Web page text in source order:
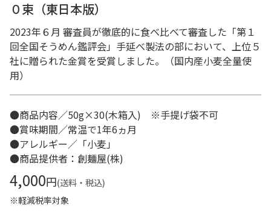
０束（東日本版）
2023年６月 審査員が徹底的に食べ比べて審査した「第１
回全国そうめん鑑評会」手延べ製法の部において、上位５
社に贈られた金賞を受賞しました。（国内産小麦全量使
用）
●商品内容／50g×30(木箱入) ※手提げ袋不可
●賞味期間／常温で1年6ヵ月
●アレルギー／「小麦」
●商品提供者：創麺屋(株)
4,000円(送料・税込)
※軽減税率対象